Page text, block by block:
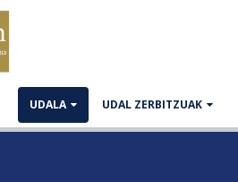
UDALA UDAL ZERBITZUAK